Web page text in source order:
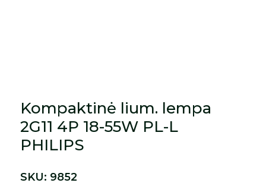
Kompaktinė lium. lempa
2G11 4P 18-55W PL-L
PHILIPS
SKU: 9852